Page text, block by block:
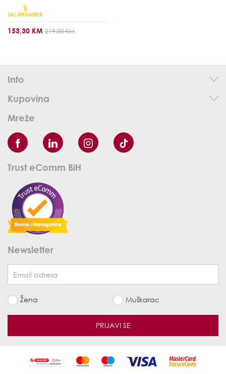
153,30 KM 219,00 KM
Info
Kupovina
Mreže
Trust eComm BiH
Newsletter
Žena Muškarac
PRIJAVI SE